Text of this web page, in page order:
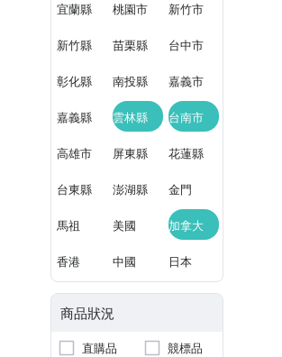
宜蘭縣 桃園市 新竹市
新竹縣 苗栗縣 台中市
彰化縣 南投縣 嘉義市
嘉義縣 雲林縣 台南市
高雄市 屏東縣 花蓮縣
台東縣 澎湖縣 金門
馬祖 美國 加拿大
香港 中國 日本
商品狀況
直購品
競標品